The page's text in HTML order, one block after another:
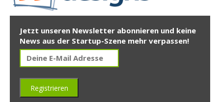
Jetzt unseren Newsletter abonnieren und keine
News aus der Startup-Szene mehr verpassen!